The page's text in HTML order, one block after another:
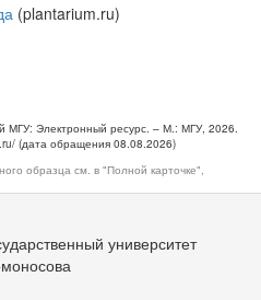
(plantarium.ru)
МГУ: Электронный ресурс. – М.: МГУ, 2026.
(дата обращения 08.08.2026)
образца см. в "Полной карточке",
университет